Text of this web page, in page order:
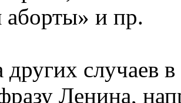
аборты» и пр.
других случаев
Ленина,